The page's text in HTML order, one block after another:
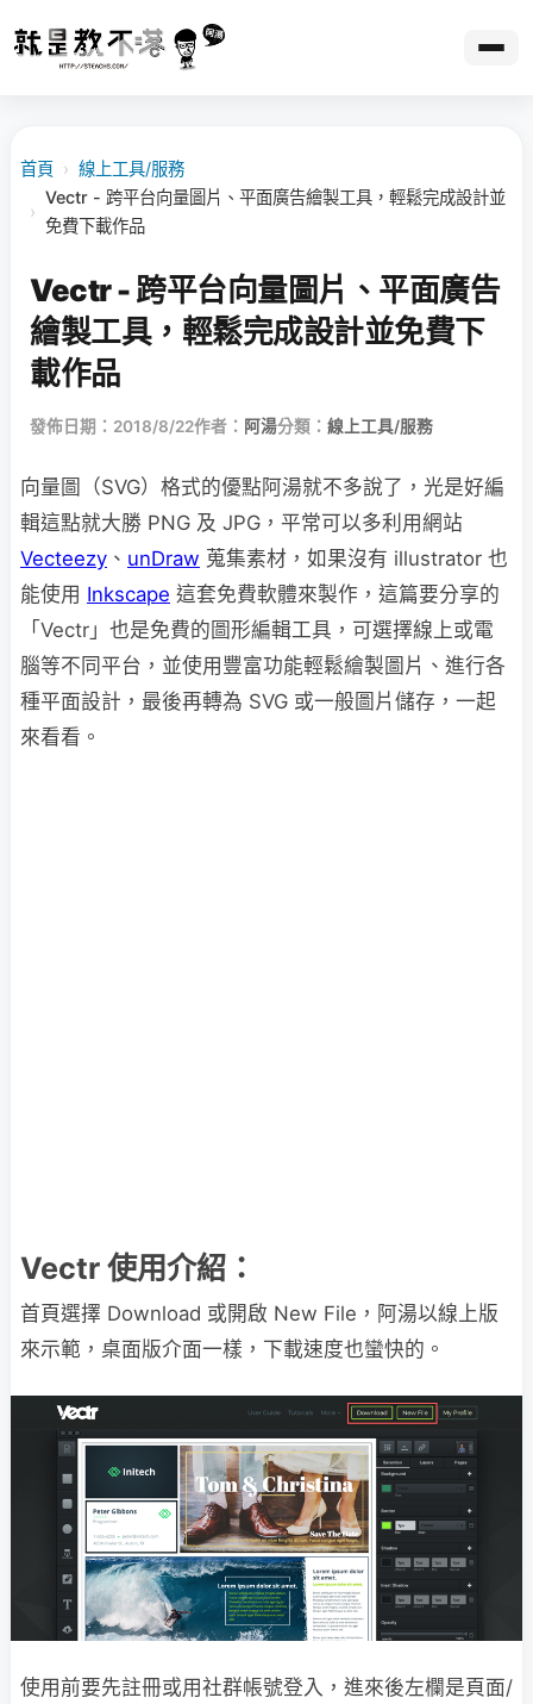
首頁 › 線上工具/服務
›
Vectr - 跨平台向量圖片、平面廣告繪製工具，輕鬆完成設計並
免費下載作品
Vectr - 跨平台向量圖片、平面廣告
繪製工具，輕鬆完成設計並免費下
載作品
發佈日期：2018/8/22作者： 阿湯分類： 線上工具/服務
向量圖（SVG）格式的優點阿湯就不多說了，光是好編
輯這點就大勝 PNG 及 JPG，平常可以多利用網站
Vecteezy 、 unDraw 蒐集素材，如果沒有 illustrator 也
能使用 Inkscape 這套免費軟體來製作，這篇要分享的
「Vectr」也是免費的圖形編輯工具，可選擇線上或電
腦等不同平台，並使用豐富功能輕鬆繪製圖片、進行各
種平面設計，最後再轉為 SVG 或一般圖片儲存，一起
來看看。
Vectr 使用介紹：
首頁選擇 Download 或開啟 New File，阿湯以線上版
來示範，桌面版介面一樣，下載速度也蠻快的。
使用前要先註冊或用社群帳號登入，進來後左欄是頁面/